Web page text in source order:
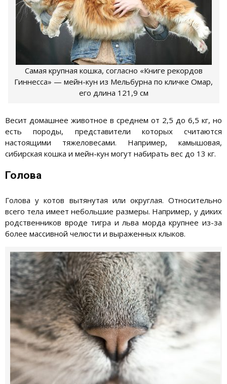
Самая крупная кошка, согласно «Книге рекордов
Гиннесса» — мейн-кун из Мельбурна по кличке Омар,
его длина 121,9 см
Весит домашнее животное в среднем от 2,5 до 6,5 кг, но
есть породы, представители которых считаются
настоящими тяжеловесами. Например, камышовая,
сибирская кошка и мейн-кун могут набирать вес до 13 кг.
Голова
Голова у котов вытянутая или округлая. Относительно
всего тела имеет небольшие размеры. Например, у диких
родственников вроде тигра и льва морда крупнее из-за
более массивной челюсти и выраженных клыков.